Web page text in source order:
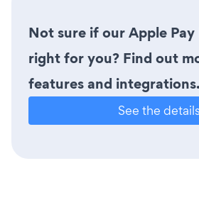
Not sure if our Apple Pay
right for you? Find out
features and integrations.
See the details